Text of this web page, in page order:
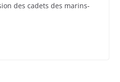
des cadets des marins-